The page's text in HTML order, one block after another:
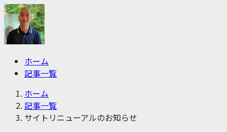
ホーム
記事一覧
ホーム
記事一覧
サイトリニューアルのお知らせ